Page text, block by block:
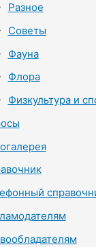
Разное
Советы
Фауна
Флора
Физкультура и